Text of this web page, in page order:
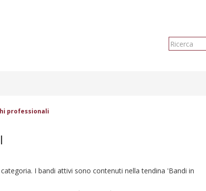
Form
professionali
I bandi attivi sono contenuti nella tendina 'Bandi in